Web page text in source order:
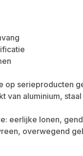
op serieproducten
van aluminium,
eerlijke lonen,
overwegend